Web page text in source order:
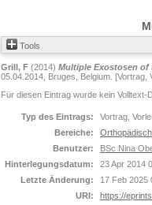
Tools
Grill, F (2014) Multiple Exostosen of
05.04.2014, Bruges, Belgium. [Vortrag,
Für diesen Eintrag wurde kein Volltext-
Typ des Eintrags:
Vortrag,
Bereiche:
Benutzer:
BSc Nina
Hinterlegungsdatum:
23 Apr 2014
Letzte Änderung:
17 Feb 2025
URI:
https://